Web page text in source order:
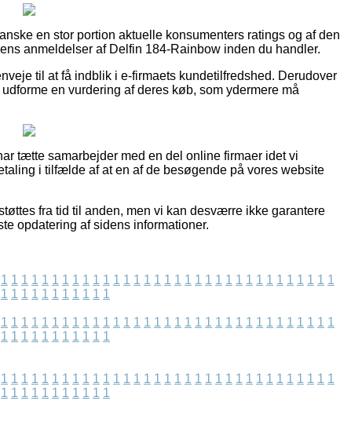
en stor portion aktuelle konsumenters ratings og af den
anmeldelser af Delfin 184-Rainbow inden du handler.
til at få indblik i e-firmaets kundetilfredshed. Derudover
en vurdering af deres køb, som ydermere må
tætte samarbejder med en del online firmaer idet vi
i tilfælde af at en af de besøgende på vores website
fra tid til anden, men vi kan desværre ikke garantere
opdatering af sidens informationer.
1 1 1 1 1 1 1 1 1 1 1 1 1 1 1 1 1 1 1 1 1 1 1 1 1 1 1 1 1 1 1 1 1
1 1 1 1 1 1 1 1 1 1 1
1 1 1 1 1 1 1 1 1 1 1 1 1 1 1 1 1 1 1 1 1 1 1 1 1 1 1 1 1 1 1 1 1
1 1 1 1 1 1 1 1 1 1 1
1 1 1 1 1 1 1 1 1 1 1 1 1 1 1 1 1 1 1 1 1 1 1 1 1 1 1 1 1 1 1 1 1
1 1 1 1 1 1 1 1 1 1 1